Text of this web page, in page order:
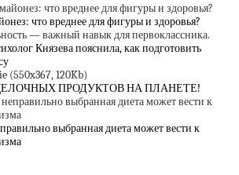
что вреднее для фигуры и здоровья?
Князева пояснила, как подготовить
ПРОДУКТОВ НА ПЛАНЕТЕ!
выбранная диета может вести к